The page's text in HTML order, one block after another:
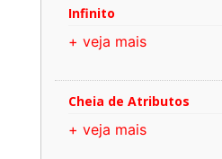
Infinito
+ veja mais
Cheia de Atributos
+ veja mais